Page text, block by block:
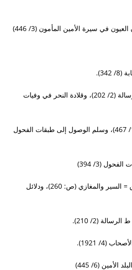
في سيرة الأمين المأمون (3/ 446)
342).
سير أعلام النبلاء ط الرسالة (2/ 202)، وقلادة النحر في وفيات
انظر: تاريخ الخميس (1/ 467)، وسلم الوصول إلى طبقات الفحول
(3/ 394)
انظر: سيرة ابن اسحاق = السير والمغازي (ص: 260)، ودلائل
(2/ 210).
(4/ 1921).
الأمين (6/ 445)